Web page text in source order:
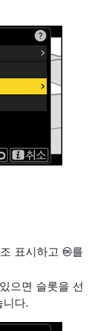
표시하고 J를
으면 슬롯을 선
다.